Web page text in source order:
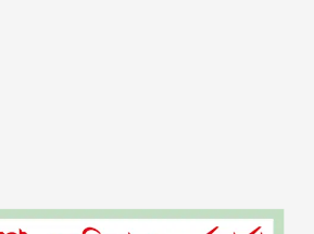
২৩ লাখ টাকার আর্থিক অনুদানের